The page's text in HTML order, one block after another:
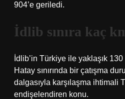
904’e geriledi.
İdlib sınıra kaç
İdlib’in Türkiye ile yaklaşık 130
Hatay sınırında bir çatışma
dalgasıyla karşılaşma ihtimali
endişelendiren konu.